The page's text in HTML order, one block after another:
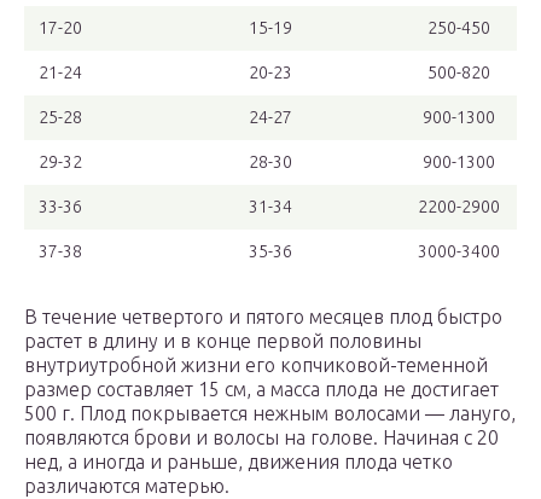
17-20 15-19 250-450
21-24 20-23 500-820
25-28 24-27 900-1300
29-32 28-30 900-1300
33-36 31-34 2200-2900
37-38 35-36 3000-3400
В течение четвертого и пятого месяцев плод быстро
растет в длину и в конце первой половины
внутриутробной жизни его копчиковой-теменной
размер составляет 15 см, а масса плода не достигает
500 г. Плод покрывается нежным волосами — лануго,
появляются брови и волосы на голове. Начиная с 20
нед, а иногда и раньше, движения плода четко
различаются матерью.